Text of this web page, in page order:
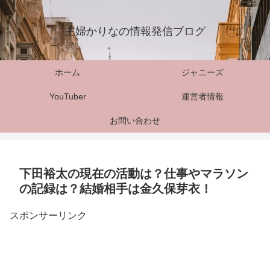
主婦かりなの情報発信ブログ
ホーム ジャニーズ
YouTuber 運営者情報
お問い合わせ
下田裕太の現在の活動は？仕事やマラソン
の記録は？結婚相手は金久保芽衣！
スポンサーリンク